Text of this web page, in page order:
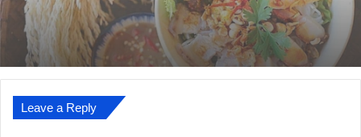
Top 10 Quán Ăn Ngon Nổi Tiếng Nhất Ở Hội
An
Leave a Reply